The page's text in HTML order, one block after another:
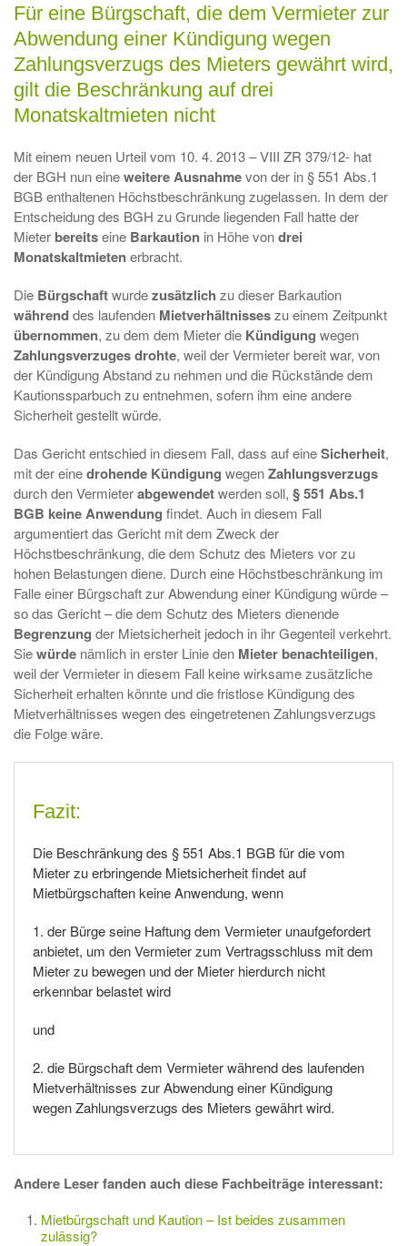
Für eine Bürgschaft, die dem Vermieter zur
Abwendung einer Kündigung wegen
Zahlungsverzugs des Mieters gewährt wird,
gilt die Beschränkung auf drei
Monatskaltmieten nicht
Mit einem neuen Urteil vom 10. 4. 2013 – VIII ZR 379/12- hat
der BGH nun eineweitereAusnahmevon der in § 551 Abs.1
BGB enthaltenen Höchstbeschränkung zugelassen. In dem der
Entscheidung des BGH zu Grunde liegenden Fall hatte der
Mieter bereitseine Barkaution in Höhe vondrei
Monatskaltmietenerbracht.
Die Bürgschaftwurdezusätzlich zu dieser Barkaution
währenddes laufenden Mietverhältnisseszu einem Zeitpunkt
übernommen, zu dem dem Mieter die Kündigung wegen
Zahlungsverzugesdrohte, weil der Vermieter bereit war, von
der Kündigung Abstand zu nehmen und die Rückstände dem
Kautionssparbuch zu entnehmen, sofern ihm eine andere
Sicherheit gestellt würde.
Das Gericht entschied in diesem Fall, dass auf eineSicherheit,
mit der einedrohende Kündigung wegenZahlungsverzugs
durch den Vermieterabgewendetwerden soll, §551 Abs.1
BGB keine Anwendung findet. Auch in diesem Fall
argumentiert das Gericht mit dem Zweck der
Höchstbeschränkung, die dem Schutz des Mieters vor zu
hohen Belastungen diene. Durch eine Höchstbeschränkung im
Falle einer Bürgschaft zur Abwendung einer Kündigung würde –
so das Gericht – die dem Schutz des Mieters dienende
Begrenzung der Mietsicherheit jedoch in ihr Gegenteil verkehrt.
Siewürde nämlich in erster Linie den Mieter benachteiligen,
weil der Vermieter in diesem Fall keine wirksame zusätzliche
Sicherheit erhalten könnte und die fristlose Kündigung des
Mietverhältnisses wegen des eingetretenen Zahlungsverzugs
die Folge wäre.
Fazit:
Die Beschränkung des § 551 Abs.1 BGB für die vom
Mieter zu erbringende Mietsicherheit findet auf
Mietbürgschaften keine Anwendung, wenn
1. der Bürge seine Haftung dem Vermieter unaufgefordert
anbietet, um den Vermieter zum Vertragsschluss mit dem
Mieter zu bewegen und der Mieter hierdurch nicht
erkennbar belastet wird
und
2. die Bürgschaft dem Vermieter während des laufenden
Mietverhältnisses zur Abwendung einer Kündigung
wegen Zahlungsverzugs des Mieters gewährt wird.
Andere Leser fanden auch diese Fachbeiträge interessant:
Mietbürgschaft und Kaution – Ist beides zusammen
zulässig?